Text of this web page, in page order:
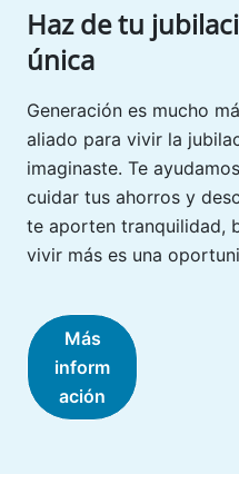
Haz de tu
única
Generación es mucho
aliado para vivir la
imaginaste. Te
cuidar tus ahorros y
te aporten tranquilidad,
vivir más es una
Más
inform
ación